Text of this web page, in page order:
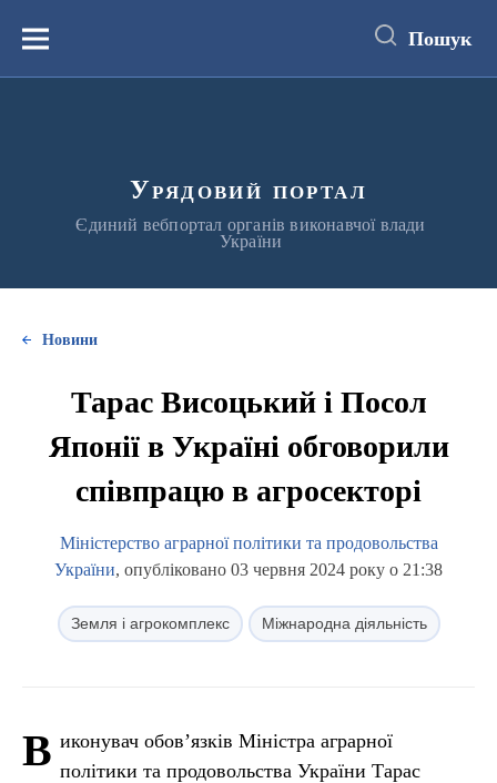
вмістуМеню Пошук
Урядовий портал
Єдиний вебпортал органів виконавчої влади
України
Новини
Тарас Висоцький і Посол
Японії в Україні обговорили
співпрацю в агросекторі
Міністерство аграрної політики та продовольства
України, опубліковано 03 червня 2024 року о 21:38
Земля і агрокомплекс Міжнародна діяльність
В иконувач обов’язків Міністра аграрної
політики та продовольства України Тарас